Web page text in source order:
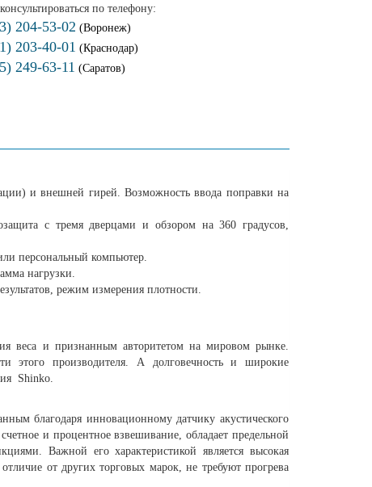
по телефону:
204-53-02 (Воронеж)
203-40-01 (Краснодар)
249-63-11 (Саратов)
и внешней гирей. Возможность ввода поправки на
с тремя дверцами и обзором на 360 градусов,
персональный компьютер.
нагрузки.
режим измерения плотности.
веса и признанным авторитетом на мировом рынке.
этого производителя. А долговечность и широкие
Shinko.
благодаря инновационному датчику акустического
и процентное взвешивание, обладает предельной
Важной его характеристикой является высокая
от других торговых марок, не требуют прогрева